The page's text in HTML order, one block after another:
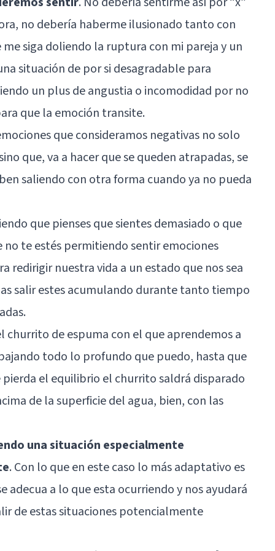
no debería haberme ilusionado tanto con
siga doliendo la ruptura con mi pareja y un
situación de por si desagradable para
un plus de angustia o incomodidad por no
que la emoción transite.
que consideramos negativas no solo
que, va a hacer que se queden atrapadas, se
saliendo con otra forma cuando ya no pueda
que pienses que sientes demasiado o que
no te estés permitiendo sentir emociones
redirigir nuestra vida a un estado que nos sea
salir estes acumulando durante tanto tiempo
de espuma con el que aprendemos a
todo lo profundo que puedo, hasta que
el equilibrio el churrito saldrá disparado
de la superficie del agua, bien, con las
una situación especialmente
. Con lo que en este caso lo más adaptativo es
adecua a lo que esta ocurriendo y nos ayudará
de estas situaciones potencialmente